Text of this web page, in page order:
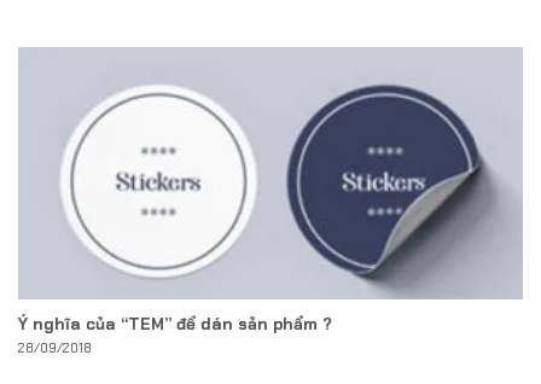
Ý nghĩa của “TEM” để dán sản phẩm ?
28/09/2018